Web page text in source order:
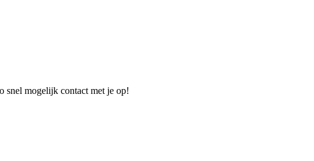
snel mogelijk contact met je op!